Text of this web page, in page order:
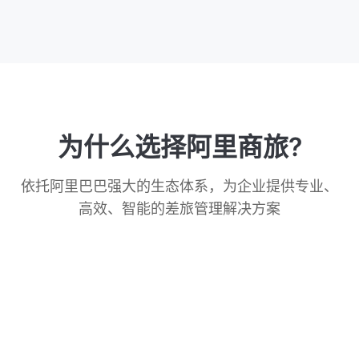
为什么选择阿里商旅?
依托阿里巴巴强大的生态体系，为企业提供专业、
高效、智能的差旅管理解决方案